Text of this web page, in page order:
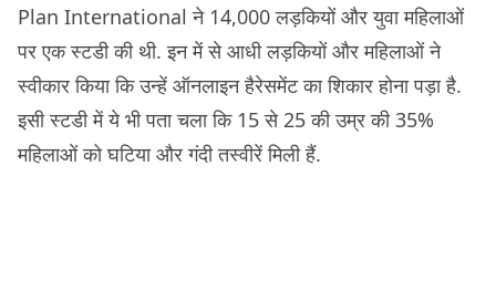
Plan International ने 14,000 लड़कियों और युवा महिलाओं
पर एक स्टडी की थी. इन में से आधी लड़कियों और महिलाओं ने
स्वीकार किया कि उन्हें ऑनलाइन हैरेसमेंट का शिकार होना पड़ा है.
इसी स्टडी में ये भी पता चला कि 15 से 25 की उम्र की 35%
महिलाओं को घटिया और गंदी तस्वीरें मिली हैं.